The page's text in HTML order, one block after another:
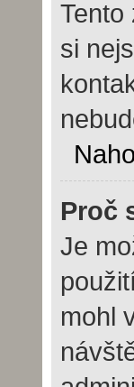
Tento
si
Proč
Je
mohl